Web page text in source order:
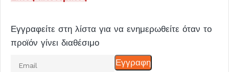
Εγγραφείτε στη λίστα για να ενημερωθείτε όταν το
προϊόν γίνει διαθέσιμο
Εγγραφη